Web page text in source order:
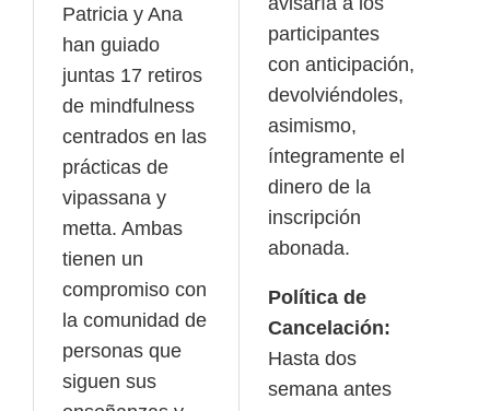
Patricia y Ana
han guiado
juntas 17 retiros
de mindfulness
centrados en las
prácticas de
vipassana y
metta. Ambas
tienen un
compromiso con
la comunidad de
personas que
siguen sus
participantes
con anticipación,
devolviéndoles,
asimismo,
íntegramente el
dinero de la
inscripción
abonada.
Política de
Cancelación:
Hasta dos
semana antes